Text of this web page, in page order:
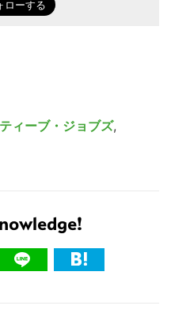
ィーブ・ジョブズ,